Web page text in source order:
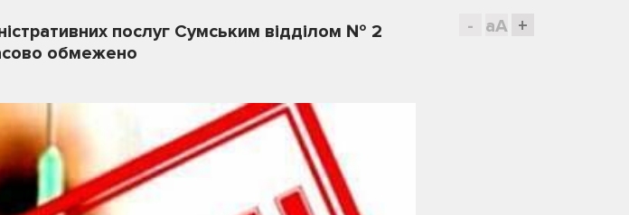
- aA +
послуг Сумським відділом № 2
обмежено